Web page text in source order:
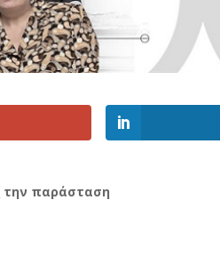
την παράσταση